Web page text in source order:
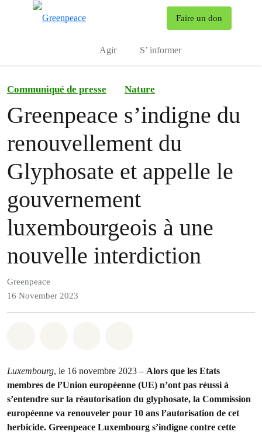
Faire un don
Agir S’ informer
Communiqué de presse Nature
Greenpeace s’indigne du
renouvellement du
Glyphosate et appelle le
gouvernement
luxembourgeois à une
nouvelle interdiction
Greenpeace
16 November 2023
Luxembourg, le 16 novembre 2023 – Alors que les Etats
membres de l’Union européenne (UE) n’ont pas réussi à
s’entendre sur la réautorisation du glyphosate, la Commission
européenne va renouveler pour 10 ans l’autorisation de cet
herbicide. Greenpeace Luxembourg s’indigne contre cette